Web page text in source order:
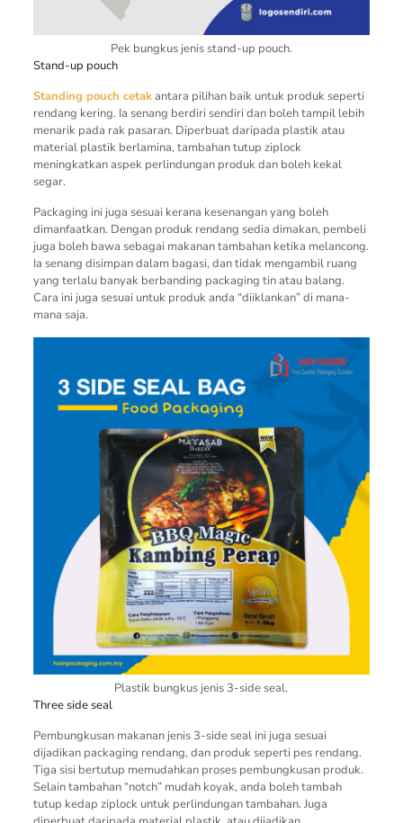
Pek bungkus jenis stand-up pouch.
Stand-up pouch
Standing pouch cetakantara pilihan baik untuk produk seperti
rendang kering. Ia senang berdiri sendiri dan boleh tampil lebih
menarik pada rak pasaran. Diperbuat daripada plastik atau
material plastik berlamina, tambahan tutup ziplock
meningkatkan aspek perlindungan produk dan boleh kekal
segar.
Packaging ini juga sesuai kerana kesenangan yang boleh
dimanfaatkan. Dengan produk rendang sedia dimakan, pembeli
juga boleh bawa sebagai makanan tambahan ketika melancong.
Ia senang disimpan dalam bagasi, dan tidak mengambil ruang
yang terlalu banyak berbanding packaging tin atau balang.
Cara ini juga sesuai untuk produk anda “diiklankan” di mana-
mana saja.
Plastik bungkus jenis 3-side seal.
Three side seal
Pembungkusan makanan jenis 3-side seal ini juga sesuai
dijadikan packaging rendang, dan produk seperti pes rendang.
Tiga sisi bertutup memudahkan proses pembungkusan produk.
Selain tambahan “notch” mudah koyak, anda boleh tambah
tutup kedap ziplock untuk perlindungan tambahan. Juga